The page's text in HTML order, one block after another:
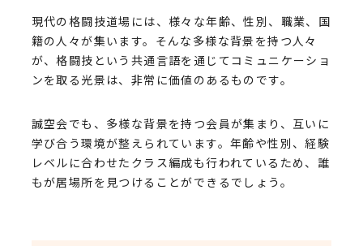
現代の格闘技道場には、様々な年齢、性別、職業、国
籍の人々が集います。そんな多様な背景を持つ人々
が、格闘技という共通言語を通じてコミュニケーショ
ンを取る光景は、非常に価値のあるものです。
誠空会でも、多様な背景を持つ会員が集まり、互いに
学び合う環境が整えられています。年齢や性別、経験
レベルに合わせたクラス編成も行われているため、誰
もが居場所を見つけることができるでしょう。